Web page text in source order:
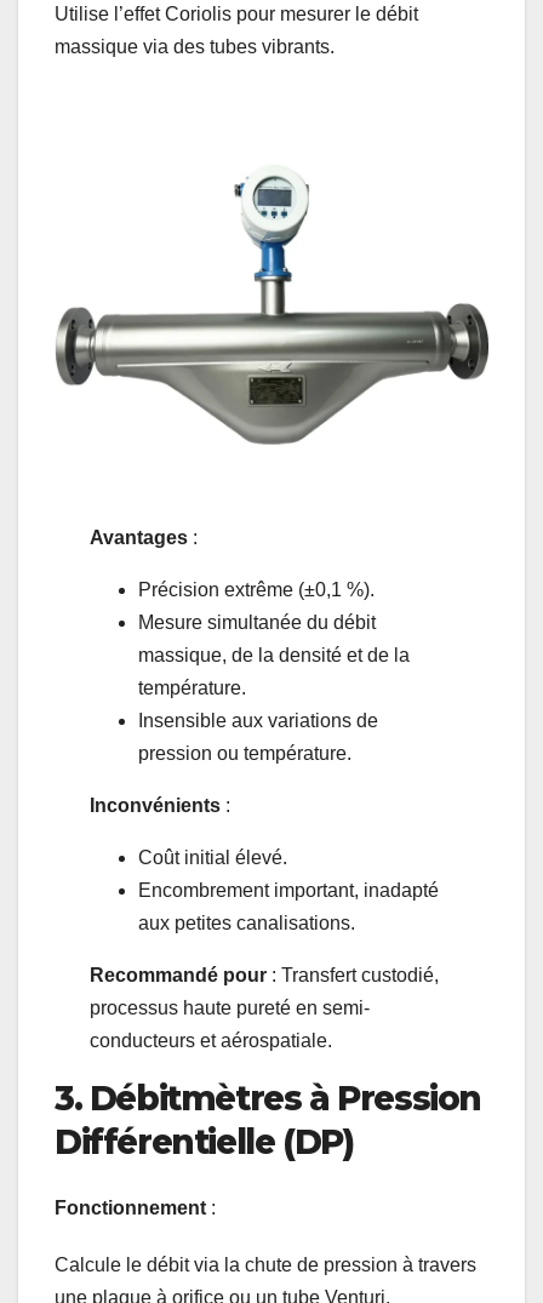
Utilise l’effet Coriolis pour mesurer le débit
massique via des tubes vibrants.
Avantages:
Précision extrême (±0,1 %).
Mesure simultanée du débit
massique, de la densité et de la
température.
Insensible aux variations de
pression ou température.
Inconvénients:
Coût initial élevé.
Encombrement important, inadapté
aux petites canalisations.
Recommandé pour: Transfert custodié,
processus haute pureté en semi-
conducteurs et aérospatiale.
3. Débitmètres à Pression
Différentielle (DP)
Fonctionnement :
Calcule le débit via la chute de pression à travers
une plaque à orifice ou un tube Venturi.